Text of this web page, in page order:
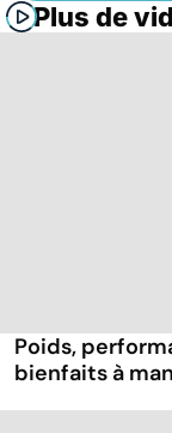
Plus de
Poids,
bienfaits à